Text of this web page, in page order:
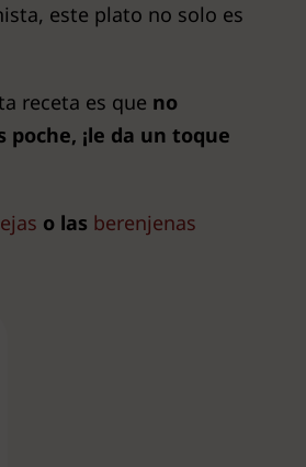
este plato no solo es
receta es que no
poche, ¡le da un toque
o las berenjenas